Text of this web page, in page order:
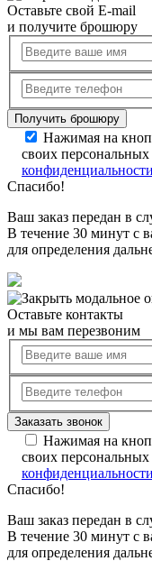
Оставьте свой E-mail
и получите брошюру
Нажимая на
своих
конфиденциальности
Спасибо!
Ваш заказ передан в
В течение 30 минут с
для определения
Оставьте контакты
и мы вам перезвоним
Нажимая на
своих
конфиденциальности
Спасибо!
Ваш заказ передан в
В течение 30 минут с
для определения